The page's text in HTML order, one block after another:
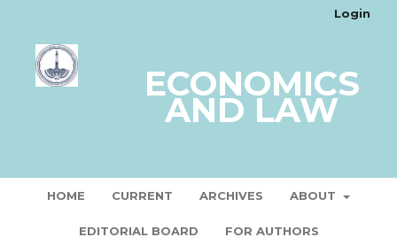
ECONOMICS
AND LAW
HOME CURRENT ARCHIVES ABOUT
EDITORIAL BOARD FOR AUTHORS
Login